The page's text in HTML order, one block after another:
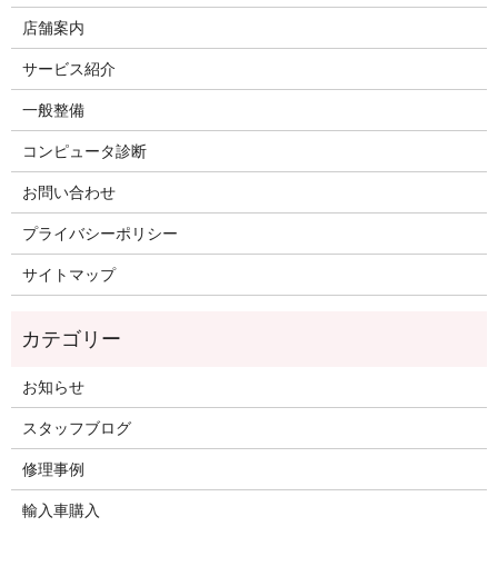
店舗案内
サービス紹介
一般整備
コンピュータ診断
お問い合わせ
プライバシーポリシー
サイトマップ
お知らせ
スタッフブログ
修理事例
輸入車購入